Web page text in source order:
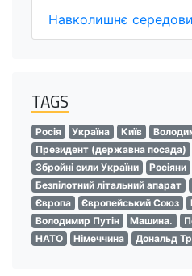
Навколишнє
TAGS
Росія Україна Київ
Президент (державна посада)
Збройні сили України
Росіяни
Безпілотний літальний апарат
Європа
Європейський Союз
Володимир Путін
Машина.
НАТО
Німеччина Дональд